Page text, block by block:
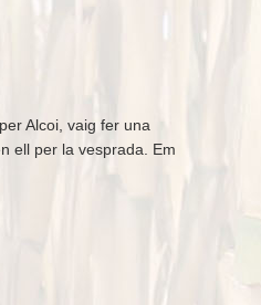
Alcoi, vaig fer una
ell per la vesprada. Em